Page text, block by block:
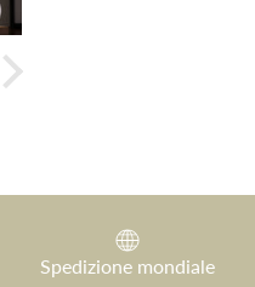
Spedizione mondiale